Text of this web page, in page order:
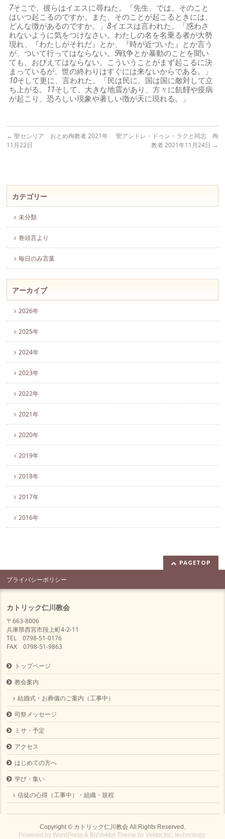
7そこで、彼らはイエスに尋ねた。「先生、では、そのこと
はいつ起こるのですか。また、そのことが起こるときには、
どんな徴があるのですか。」8イエスは言われた。「惑わさ
れないように気をつけなさい。わたしの名を名乗る者が大勢
現れ、『わたしがそれだ』とか、『時が近づいた』とか言う
が、ついて行ってはならない。9戦争とか暴動のことを聞い
ても、おびえてはならない。こういうことがまず起こるに決
まっているが、世の終わりはすぐには来ないからである。」
10そして更に、言われた。「民は民に、国は国に敵対して立
ち上がる。 11そして、大きな地震があり、方々に飢饉や疫病
が起こり、恐ろしい現象や著しい徴が天に現れる。」
← 聖セシリア おとめ殉教者 2021年
11月22日
聖アンドレ・ドゥン・ラクと同志 殉
教者 2021年11月24日 →
カテゴリー
未分類
巻頭言より
毎日のみ言葉
アーカイブ
2026年
2025年
2024年
2023年
2022年
2021年
2020年
2019年
2018年
2017年
2016年
PAGETOP
プライバシーポリシー
カトリック仁川教会
〒663-8006
兵庫県西宮市段上町4-2-11
TEL 0798-51-0176
FAX 0798-51-9863
トップページ
教会案内
結婚式・お葬儀のご案内（工事中）
司祭メッセージ
ミサ・予定
アクセス
はじめての方へ
学び・集い
信徒の心得（工事中）・組織・規程
Copyright © カトリック仁川教会All Rights Reserved.
Powered byWordPress & BizVektor Theme byVektor,Inc. technology.